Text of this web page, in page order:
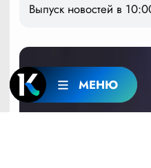
МЕНЮ
Выпуск новостей в